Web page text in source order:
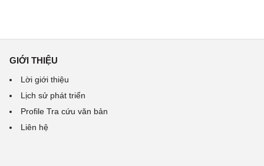
GIỚI THIỆU
Lời giới thiệu
Lịch sử phát triển
Profile Tra cứu văn bản
Liên hệ